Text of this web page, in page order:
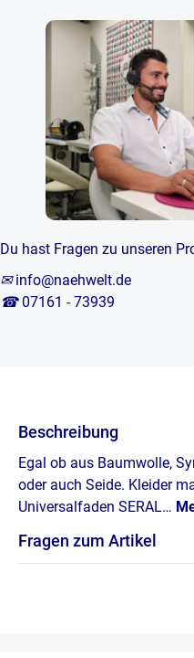
Du hast Fragen zu unseren
✉ info@naehwelt.de
☎ 07161 - 73939
Beschreibung
Egal ob aus Baumwolle,
oder auch Seide. Kleider
Universalfaden SERAL…
Fragen zum Artikel